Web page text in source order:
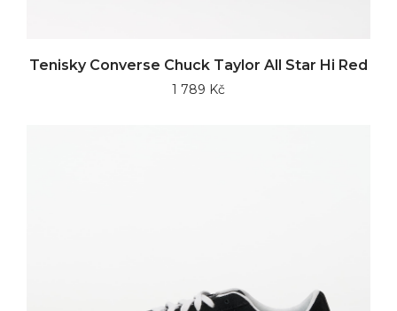
Tenisky Converse Chuck Taylor All Star Hi Red
1 789 Kč